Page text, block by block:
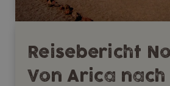
Reisebericht
Von Arica